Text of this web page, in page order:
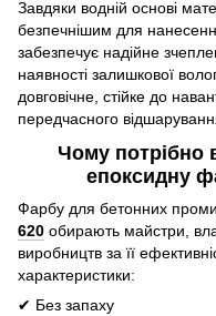
Завдяки водній основі
безпечнішим для
забезпечує надійне
наявності залишкової
довговічне, стійке до
передчасного
Чому потрібно
епоксидну
Фарбу для бетонних
620 обирають майстри,
виробництв за її
характеристики:
✔ Без запаху